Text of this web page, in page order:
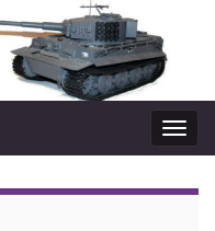
Вкл/
выкл